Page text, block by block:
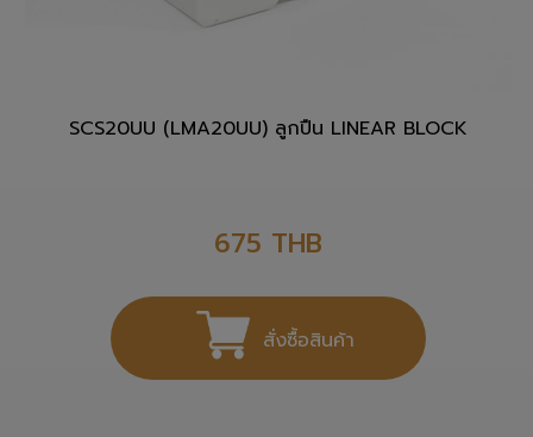
SCS20UU (LMA20UU) ลูกปืน LINEAR BLOCK
675 THB